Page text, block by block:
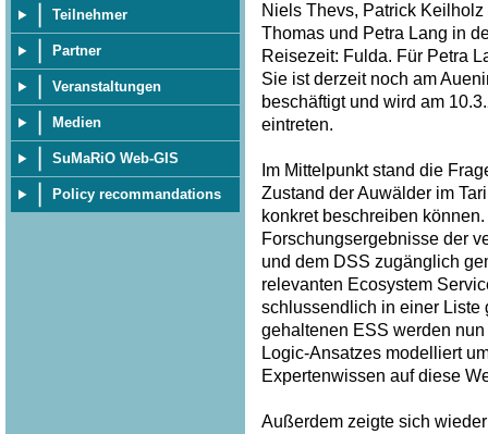
Teilnehmer
Partner
Veranstaltungen
Medien
SuMaRiO Web-GIS
Policy recommandations
Niels Thevs, Patrick
Thomas und Petra Lang in
Reisezeit: Fulda. Für Petra
Sie ist derzeit noch am
beschäftigt und wird am
eintreten.
Im Mittelpunkt stand die
Zustand der Auwälder im
konkret beschreiben
Forschungsergebnisse der
und dem DSS zugänglich
relevanten Ecosystem
schlussendlich in einer Liste
gehaltenen ESS werden
Logic-Ansatzes modelliert
Expertenwissen auf diese
Außerdem zeigte sich